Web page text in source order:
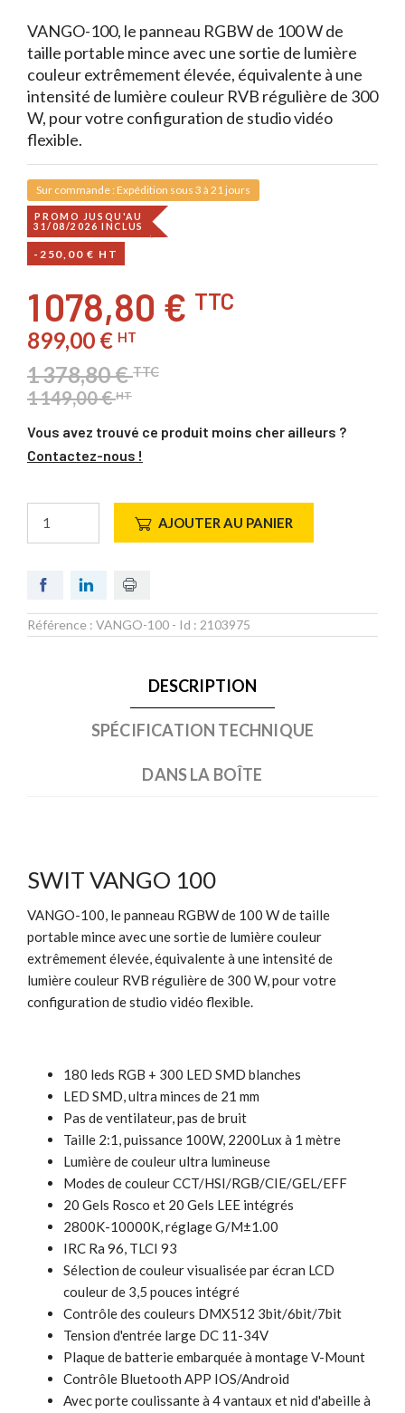
VANGO-100, le panneau RGBW de 100 W de
taille portable mince avec une sortie de lumière
couleur extrêmement élevée, équivalente à une
intensité de lumière couleur RVB régulière de 300
W, pour votre configuration de studio vidéo
flexible.
Sur commande : Expédition sous 3 à 21 jours
PROMO JUSQU'AU
31/08/2026 INCLUS
-250,00 € HT
1 078,80 € TTC
899,00 € HT
1 378,80 €TTC
1 149,00 €HT
Vous avez trouvé ce produit moins cher ailleurs ?
Contactez-nous !
AJOUTER AU PANIER
Référence : VANGO-100 - Id : 2103975
DESCRIPTION
SPÉCIFICATION TECHNIQUE
DANS LA BOÎTE
SWIT VANGO 100
VANGO-100, le panneau RGBW de 100 W de taille
portable mince avec une sortie de lumière couleur
extrêmement élevée, équivalente à une intensité de
lumière couleur RVB régulière de 300 W, pour votre
configuration de studio vidéo flexible.
180 leds RGB + 300 LED SMD blanches
LED SMD, ultra minces de 21 mm
Pas de ventilateur, pas de bruit
Taille 2:1, puissance 100W, 2200Lux à 1 mètre
Lumière de couleur ultra lumineuse
Modes de couleur CCT/HSI/RGB/CIE/GEL/EFF
20 Gels Rosco et 20 Gels LEE intégrés
2800K-10000K, réglage G/M±1.00
IRC Ra 96, TLCI 93
Sélection de couleur visualisée par écran LCD
couleur de 3,5 pouces intégré
Contrôle des couleurs DMX512 3bit/6bit/7bit
Tension d'entrée large DC 11-34V
Plaque de batterie embarquée à montage V-Mount
Contrôle Bluetooth APP IOS/Android
Avec porte coulissante à 4 vantaux et nid d'abeille à